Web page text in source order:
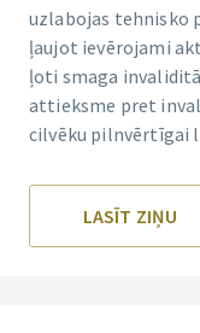
uzlabojas tehnisko
ļaujot ievērojami
ļoti smaga
attieksme pret
cilvēku pilnvērtīgai
LASĪT ZIŅU